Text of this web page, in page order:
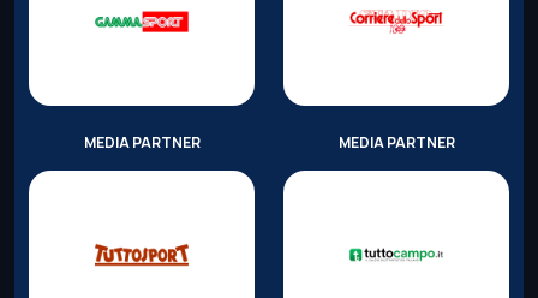
MEDIA PARTNER MEDIA PARTNER